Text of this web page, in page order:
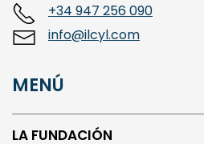
info@ilcyl.com
LA FUNDACIÓN